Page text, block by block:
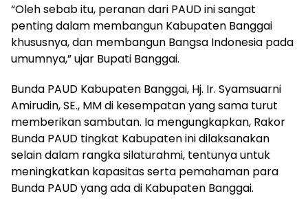
“Oleh sebab itu, peranan dari PAUD ini sangat
penting dalam membangun Kabupaten Banggai
khususnya, dan membangun Bangsa Indonesia pada
umumnya,” ujar Bupati Banggai.
Bunda PAUD Kabupaten Banggai, Hj. Ir. Syamsuarni
Amirudin, SE., MM di kesempatan yang sama turut
memberikan sambutan. Ia mengungkapkan, Rakor
Bunda PAUD tingkat Kabupaten ini dilaksanakan
selain dalam rangka silaturahmi, tentunya untuk
meningkatkan kapasitas serta pemahaman para
Bunda PAUD yang ada di Kabupaten Banggai.